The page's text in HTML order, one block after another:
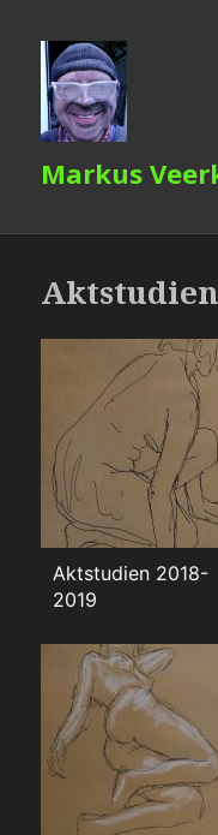
Markus
Aktstudien
Aktstudien 2018-
2019